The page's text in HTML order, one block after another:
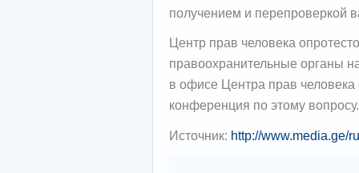
получением и перепроверкой
Центр прав человека
правоохранительные органы
в офисе Центра прав человека
конференция по этому вопросу.
Источник: http://www.media.ge/